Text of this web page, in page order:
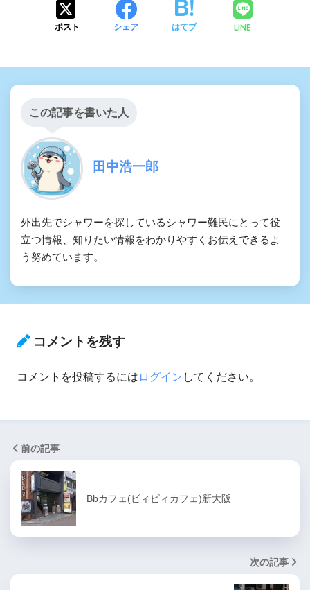
ポスト シェア はてブ LINE
この記事を書いた人
田中浩一郎
外出先でシャワーを探しているシャワー難民にとって役
立つ情報、知りたい情報をわかりやすくお伝えできるよ
う努めています。
コメントを残す
コメントを投稿するには ログイン してください。
前の記事
Bbカフェ(ビィビィカフェ)新大阪
次の記事